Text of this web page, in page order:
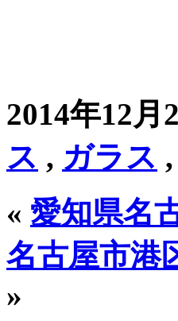
2014年12
ス , ガラス ,
« 愛知県名
名古屋市
»